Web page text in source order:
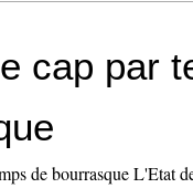
cap par
de bourrasque L'Etat